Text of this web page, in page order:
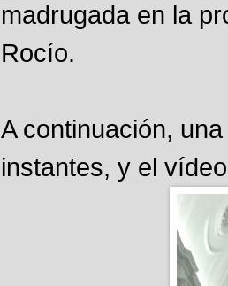
madrugada en la
Rocío.
A continuación,
instantes, y el